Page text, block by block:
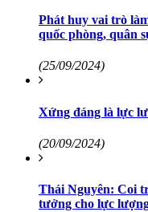
Phát huy vai trò
quốc phòng, quân
(25/09/2024)
Xứng đáng là lực
(20/09/2024)
Thái Nguyên: Coi
tưởng cho lực